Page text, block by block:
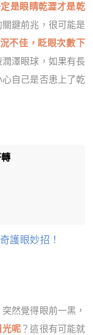
是眼睛乾澀才是乾
關鍵前兆，很可能是
不佳，眨眼次數下
澤眼球，如果有長
自己是否患上了乾
護眼妙招！
然覺得眼前一黑，
光呢 ？這很有可能就